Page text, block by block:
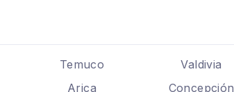
Temuco Valdivia
Arica Concepción